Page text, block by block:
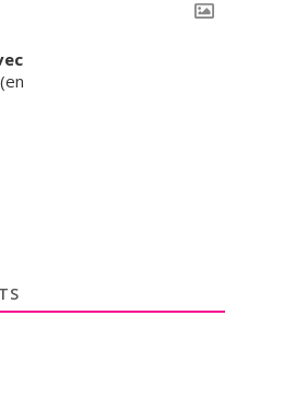
(en